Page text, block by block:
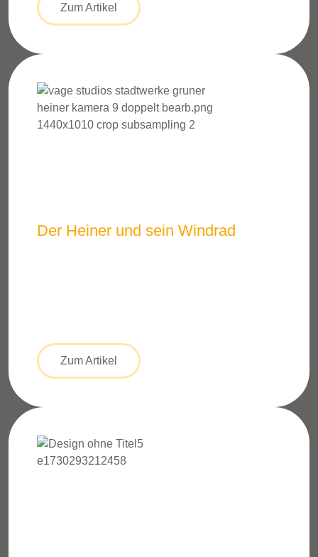
Zum Artikel
Der Heiner und sein Windrad
Zum Artikel